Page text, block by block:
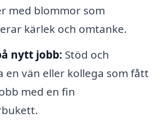
med blommor som
kärlek och omtanke.
nytt jobb: Stöd och
en vän eller kollega som fått
med en fin